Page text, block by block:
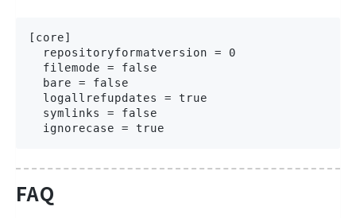
[core]
  repositoryformatversion = 0
  filemode = false
  bare = false
  logallrefupdates = true
  symlinks = false
  ignorecase = true
FAQ